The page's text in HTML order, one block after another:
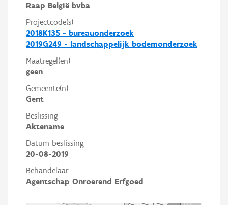
Raap België bvba
Projectcode(s)
2018K135 - bureauonderzoek
2019G249 - landschappelijk bodemonderzoek
Maatregel(en)
geen
Gemeente(n)
Gent
Beslissing
Aktename
Datum beslissing
20-08-2019
Behandelaar
Agentschap Onroerend Erfgoed